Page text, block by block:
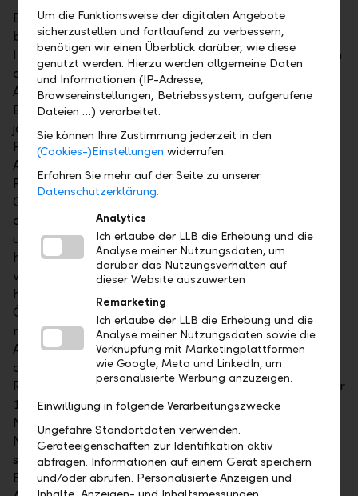
Ein Unternehmen, das von dieser Entwicklung
besonders profitieren dürfte, ist die deutsche Firma
Infineon. Mit der Cypress-Übernahme wurde Infineon
die Nummer eins bei Chipanwendungen für
Automobile. Infineon fokussiert sich stark auf
Elektroautos und autonomes Fahren (ADAS), wo
jährliche Wachstumsraten zwischen 17 und 23
Prozent möglich sein sollten. Aufgrund diverser
Aspekte wie Lockdowns, Erdbeben, Stürme und
Fabrikbrände herrscht im Moment ein akuter
Chipmangel. Zum Teil haben aber auch Firmen aus
der Halbleiterbranche die Nachfrage unterschätzt
und zu lange zugewartet, ihre Kapazitäten
hochzufahren. Infineon hat sich dabei vorbildlich
verhalten. Früh wurden die Kapazitäten wieder
hochgefahren, und kürzlich wurde ein Chipwerk in
Österreich eröffnet − zwei weitere sollen dieses Jahr
noch folgen. Die Kennzahl, die das Verhältnis vom
Auftragseingang zum Umsatz innerhalb eines
definierten Zeitraums ausdrückt, ist die Book-to-bill-
Ratio – sie liegt bei Infineon bei 2.5. Ein Wert von über
1 impliziert Ertragswachstum. Bei einer
Normalisierung werden sich also massive
Nachholeffekte einstellen. Infineon fokussiert in
seiner Forschung und Entwicklung auf hochmargige
Bereiche, ohne dabei die Kosteneffizienz aus den
Um die Funktionsweise der digitalen Angebote
sicherzustellen und fortlaufend zu verbessern,
benötigen wir einen Überblick darüber, wie diese
genutzt werden. Hierzu werden allgemeine Daten
und Informationen (IP-Adresse,
Browsereinstellungen, Betriebssystem, aufgerufene
Dateien …) verarbeitet.
Sie können Ihre Zustimmung jederzeit in den
(Cookies-)Einstellungen widerrufen.
Erfahren Sie mehr auf der Seite zu unserer
Datenschutzerklärung.
Analytics
Ich erlaube der LLB die Erhebung und die
Analyse meiner Nutzungsdaten, um
darüber das Nutzungsverhalten auf
dieser Website auszuwerten
Remarketing
Ich erlaube der LLB die Erhebung und die
Analyse meiner Nutzungsdaten sowie die
Verknüpfung mit Marketingplattformen
wie Google, Meta und LinkedIn, um
personalisierte Werbung anzuzeigen.
Einwilligung in folgende Verarbeitungszwecke
Ungefähre Standortdaten verwenden.
Geräteeigenschaften zur Identifikation aktiv
abfragen. Informationen auf einem Gerät speichern
und/oder abrufen. Personalisierte Anzeigen und